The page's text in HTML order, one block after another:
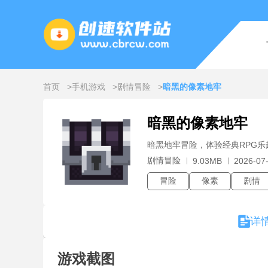
首页 手机游戏 剧情冒险 暗黑的像素地牢
暗黑的像素地牢
暗黑地牢冒险，体验经典RPG乐
剧情冒险
9.03MB 2026-
冒险 像素 剧情
详
游戏截图